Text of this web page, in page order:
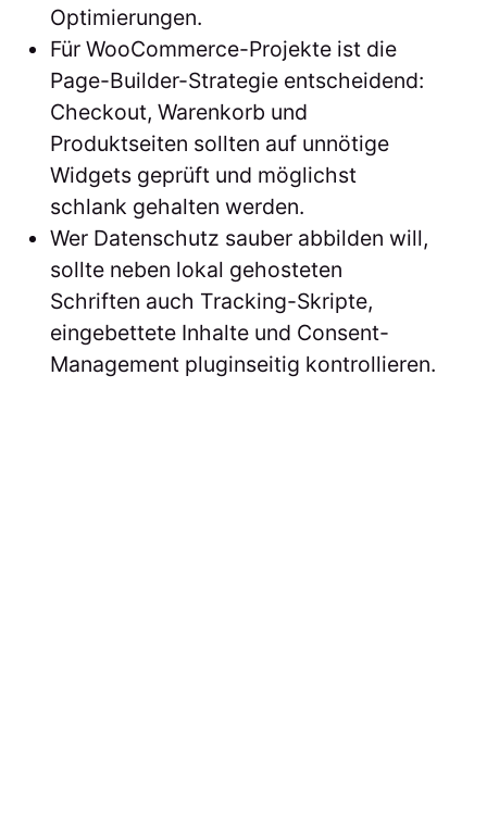
Optimierungen.
Für WooCommerce-Projekte ist die
Page-Builder-Strategie entscheidend:
Checkout, Warenkorb und
Produktseiten sollten auf unnötige
Widgets geprüft und möglichst
schlank gehalten werden.
Wer Datenschutz sauber abbilden will,
sollte neben lokal gehosteten
Schriften auch Tracking-Skripte,
eingebettete Inhalte und Consent-
Management pluginseitig kontrollieren.